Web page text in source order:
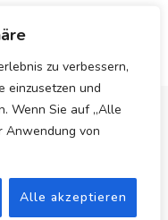
zu verbessern,
einzusetzen und
Wenn Sie auf „Alle
Anwendung von
Alle akzeptieren
von